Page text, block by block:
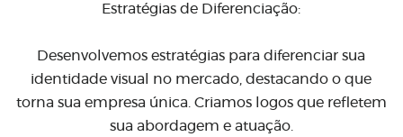
Estratégias de Diferenciação:
Desenvolvemos estratégias para diferenciar sua
identidade visual no mercado, destacando o que
torna sua empresa única. Criamos logos que refletem
sua abordagem e atuação.